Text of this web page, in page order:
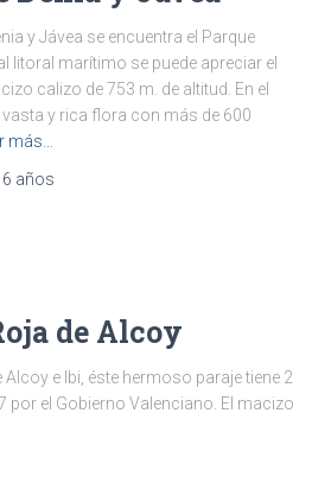
y Jávea se encuentra el Parque
litoral marítimo se puede apreciar el
calizo de 753 m. de altitud. En el
y rica flora con más de 600
más…
6 años
de Alcoy
e Ibi, éste hermoso paraje tiene 2
por el Gobierno Valenciano. El macizo